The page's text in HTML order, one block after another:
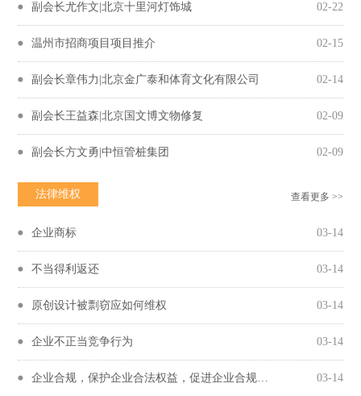
副会长尤作文|北京十里河灯饰城 02-22
温州市招商项目项目推介 02-15
副会长章伟力|北京金广泰和体育文化有限公司 02-14
副会长王益森|北京国文博文物修复 02-09
副会长方文勇|中恒管桩集团 02-09
法律维权 查看更多 >>
企业商标 03-14
不当得利返还 03-14
原创设计被剽窃应如何维权 03-14
企业不正当竞争行为 03-14
企业合规，保护企业合法权益，促进企业合规守法经营 03-14